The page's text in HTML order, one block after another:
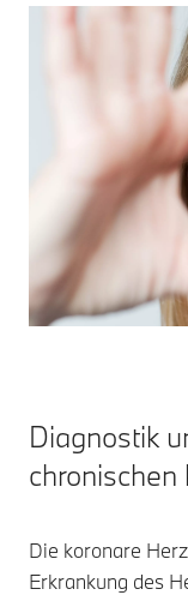
Diagnostik
chronischen
Die koronare
Erkrankung des